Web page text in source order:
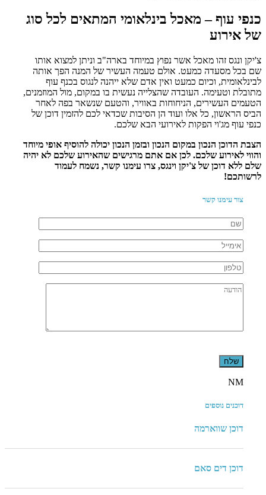
כנפי עוף – מאכל בינלאומי המתאים לכל סוג
של אירוע
צ'יקן ונגס זהו מאכל אשר נפוץ במיוחד בארה"ב וניתן למצוא אותו
שם בכל מסעדה כמעט. אולם טעמה העשיר של המנה הפך אותה
לבינלאומית, וכיום כמעט ואין אדם שלא ייהנה לנגוס בכנף עוף
מתובלת וטעימה. העובדה שהצלייה נעשית בו במקום, מול המוזמנים,
הטעמים העשירים, הניחוחות באוויר, והטעם שנשאר בפה לאחר
הביס הראשון, כל אלו ועוד הן הסיבות שכדאי לכם להזמין דוכן של
כנפי עוף מג'וי הפקות לאירועי הבא שלכם.
הצבת הדוכן הנכון במקום הנכון ובזמן הנכון יכולה להוסיף אופי מיוחד
והווי לאירוע שלכם. לכן אם אתם מרגישים שהאירוע שלכם לא יהיה
שלם ללא דוכן של צ'יקן וינגס, צרו עימנו קשר‏, נשמח לעמוד
לרשותכם!
צור עימנו קשר
leave
this
field
NM
דוכנים נוספים
דוכן שווארמה
דוכן דים סאם